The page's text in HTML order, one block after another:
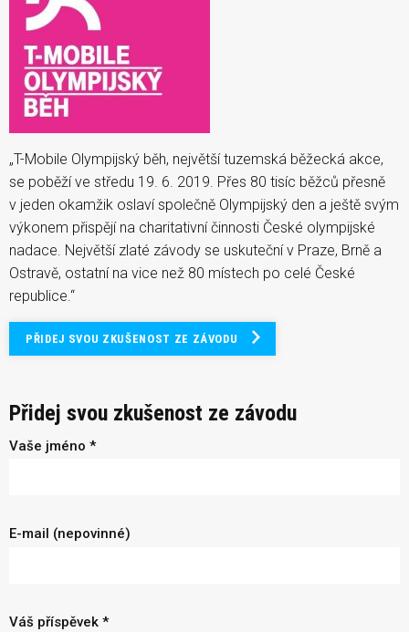
„T-Mobile Olympijský běh, největší tuzemská běžecká akce,
se poběží ve středu 19. 6. 2019. Přes 80 tisíc běžců přesně
v jeden okamžik oslaví společně Olympijský den a ještě svým
výkonem přispějí na charitativní činnosti České olympijské
nadace. Největší zlaté závody se uskuteční v Praze, Brně a
Ostravě, ostatní na vice než 80 místech po celé České
republice.“
PŘIDEJ SVOU ZKUŠENOST ZE ZÁVODU
Přidej svou zkušenost ze závodu
Vaše jméno *
E-mail (nepovinné)
Váš příspěvek *